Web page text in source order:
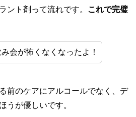
ント剤って流れです。 これで完璧
会が怖くなくなったよ！
前のケアにアルコールでなく、デ
うが優しいです。